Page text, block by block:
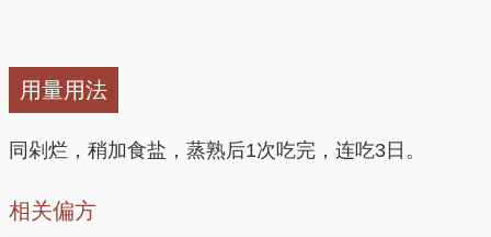
用量用法
同剁烂，稍加食盐，蒸熟后1次吃完，连吃3日。
相关偏方